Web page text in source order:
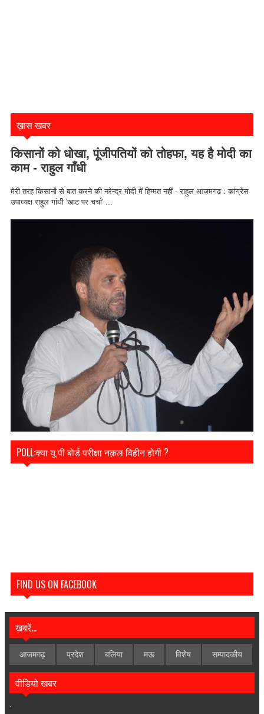
ख़ास खबर
किसानों को धोखा, पूंजीपतियों को तोहफा, यह है मोदी का
काम - राहुल गाँधी
मेरी तरह किसानों से बात करने की नरेन्द्र मोदी में हिम्मत नहीं - राहुल आजमगढ़ : कांग्रेस
उपाध्यक्ष राहुल गांधी 'खाट पर चर्चा' ...
POLL:क्या यू पी बोर्ड परीक्षा नक़ल विहीन होगी ?
FIND US ON FACEBOOK
खबरें...
आजमगढ़ प्रदेश बलिया मऊ विशेेष सम्पादकीय
वीडियो खबर
.